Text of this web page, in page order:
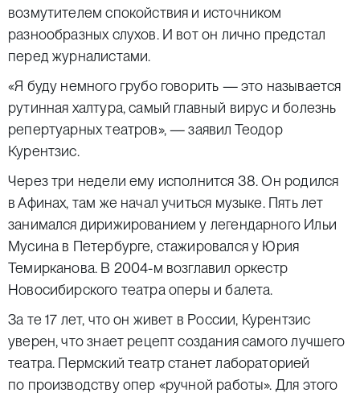
возмутителем спокойствия и источником
разнообразных слухов. И вот он лично предстал
перед журналистами.
«Я буду немного грубо говорить — это называется
рутинная халтура, самый главный вирус и болезнь
репертуарных театров», — заявил Теодор
Курентзис.
Через три недели ему исполнится 38. Он родился
в Афинах, там же начал учиться музыке. Пять лет
занимался дирижированием у легендарного Ильи
Мусина в Петербурге, стажировался у Юрия
Темирканова. В 2004-м возглавил оркестр
Новосибирского театра оперы и балета.
За те 17 лет, что он живет в России, Курентзис
уверен, что знает рецепт создания самого лучшего
театра. Пермский театр станет лабораторией
по производству опер «ручной работы». Для этого